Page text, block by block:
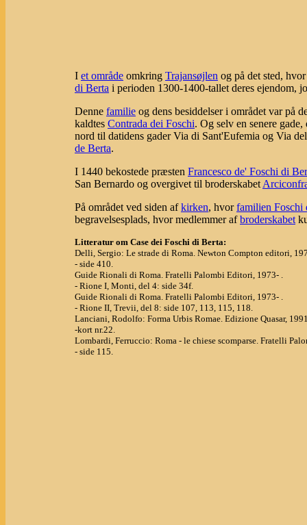
I et område omkring Trajansøjlen og på det sted,
di Berta i perioden 1300-1400-tallet deres ejendom,
Denne familie og dens besiddelser i området var på
kaldtes Contrada dei Foschi. Og selv en senere
nord til datidens gader Via di Sant'Eufemia og Via
de Berta.
I 1440 bekostede præsten Francesco de' Foschi di
San Bernardo og overgivet til broderskabet
På området ved siden afkirken, hvorfamilien Foschi
begravelsesplads, hvor medlemmer afbroderskabet
Litteratur om Case dei Foschi di Berta:
Delli, Sergio: Le strade di Roma. Newton Compton editori,
- side 410.
Guide Rionali di Roma. Fratelli Palombi Editori, 1973- .
- Rione I, Monti, del 4: side 34f.
Guide Rionali di Roma. Fratelli Palombi Editori, 1973- .
- Rione II, Trevii, del 8: side 107, 113, 115, 118.
Lanciani, Rodolfo: Forma Urbis Romae. Edizione Quasar,
-kort nr.22.
Lombardi, Ferruccio: Roma - le chiese scomparse. Fratelli
- side 115.